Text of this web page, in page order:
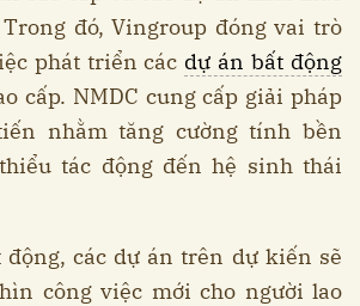
đó, Vingroup đóng vai trò
phát triển các dự án bất động
cấp. NMDC cung cấp giải pháp
nhằm tăng cường tính bền
tác động đến hệ sinh thái
các dự án trên dự kiến sẽ
công việc mới cho người lao